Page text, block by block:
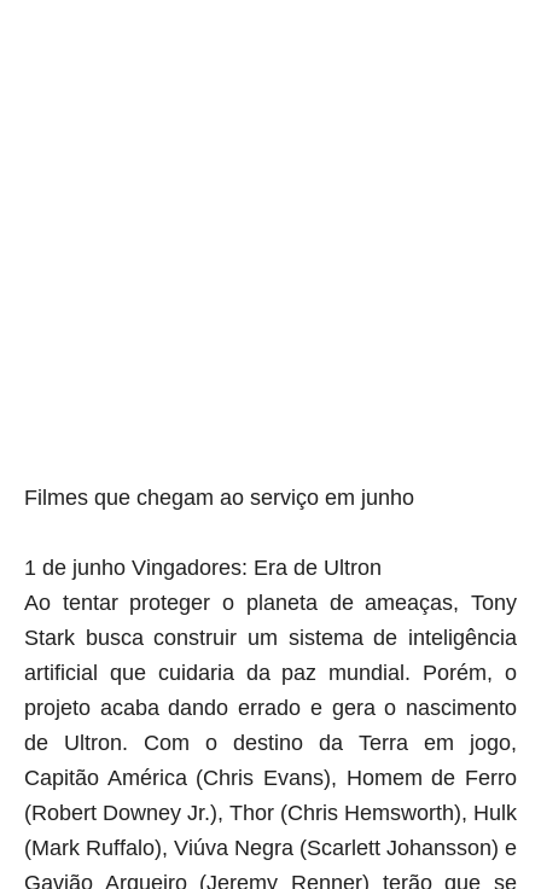
Filmes que chegam ao serviço em junho
1 de junho Vingadores: Era de Ultron
Ao tentar proteger o planeta de ameaças, Tony
Stark busca construir um sistema de inteligência
artificial que cuidaria da paz mundial. Porém, o
projeto acaba dando errado e gera o nascimento
de Ultron. Com o destino da Terra em jogo,
Capitão América (Chris Evans), Homem de Ferro
(Robert Downey Jr.), Thor (Chris Hemsworth), Hulk
(Mark Ruffalo), Viúva Negra (Scarlett Johansson) e
Gavião Arqueiro (Jeremy Renner) terão que se